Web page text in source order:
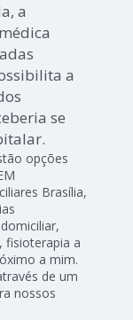
a
a
se
opções
Brasília,
fisioterapia a
a mim.
de um
nossos